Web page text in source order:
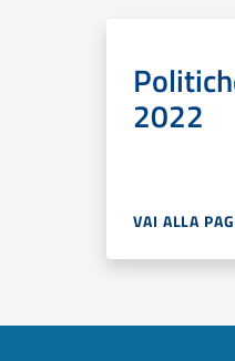
2022
VAI ALLA